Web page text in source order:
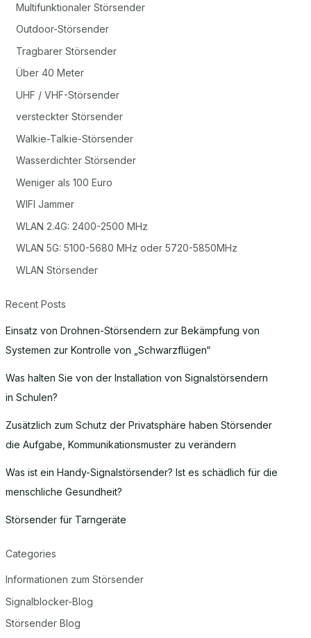
Multifunktionaler Störsender
Outdoor-Störsender
Tragbarer Störsender
Über 40 Meter
UHF / VHF-Störsender
versteckter Störsender
Walkie-Talkie-Störsender
Wasserdichter Störsender
Weniger als 100 Euro
WIFI Jammer
WLAN 2.4G: 2400-2500 MHz
WLAN 5G: 5100-5680 MHz oder 5720-5850MHz
WLAN Störsender
Recent Posts
Einsatz von Drohnen-Störsendern zur Bekämpfung von
Systemen zur Kontrolle von „Schwarzflügen“
Was halten Sie von der Installation von Signalstörsendern
in Schulen?
Zusätzlich zum Schutz der Privatsphäre haben Störsender
die Aufgabe, Kommunikationsmuster zu verändern
Was ist ein Handy-Signalstörsender? Ist es schädlich für die
menschliche Gesundheit?
Störsender für Tarngeräte
Categories
Informationen zum Störsender
Signalblocker-Blog
Störsender Blog